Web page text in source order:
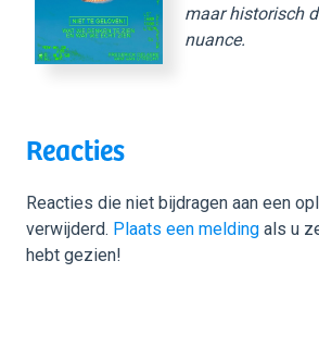
maar historisch
nuance.
Reacties
Reacties die niet bijdragen aan een
verwijderd. Plaats een melding als u
hebt gezien!